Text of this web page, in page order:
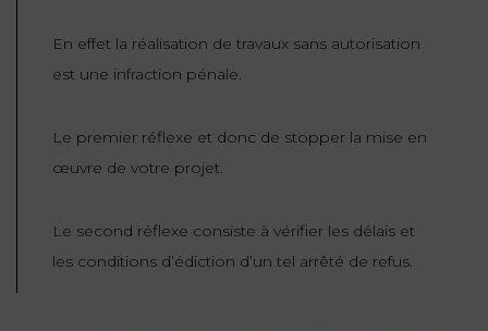
En effet la réalisation de travaux sans autorisation
est une infraction pénale.
Le premier réflexe et donc de stopper la mise en
œuvre de votre projet.
Le second réflexe consiste à vérifier les délais et
les conditions d’édiction d’un tel arrêté de refus.